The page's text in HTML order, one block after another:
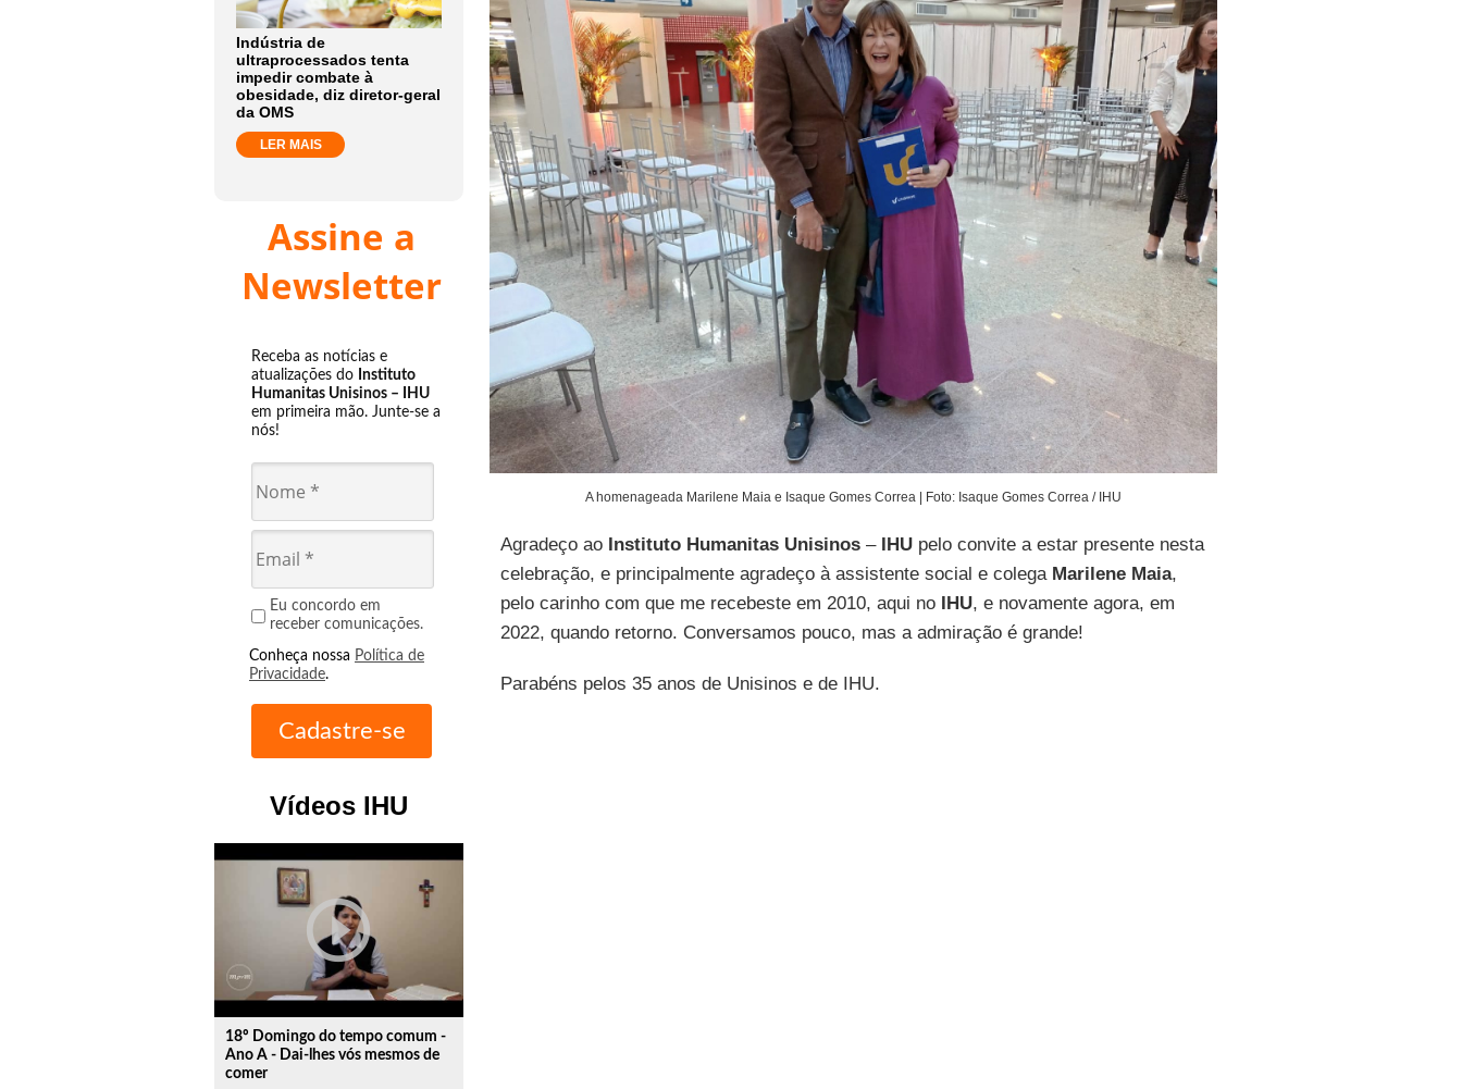
Indústria de
ultraprocessados tenta
impedir combate à
obesidade, diz diretor-geral
da OMS
LER MAIS
Assine a
Newsletter
Receba as notícias e
atualizações do Instituto
Humanitas Unisinos – IHU
em primeira mão. Junte-se a
nós!
Eu concordo em
receber comunicações.
Conheça nossa Política de
Privacidade.
Vídeos IHU
play_circle_outline
18º Domingo do tempo comum -
Ano A - Dai-lhes vós mesmos de
comer
A homenageada Marilene Maia e Isaque Gomes Correa | Foto: Isaque Gomes Correa / IHU
Agradeço ao Instituto Humanitas Unisinos–IHUpelo convite a estar presente nesta
celebração, e principalmente agradeço à assistente social e colega Marilene Maia,
pelo carinho com que me recebeste em 2010, aqui no IHU, e novamente agora, em
2022, quando retorno. Conversamos pouco, mas a admiração é grande!
Parabéns pelos 35 anos de Unisinos e de IHU.